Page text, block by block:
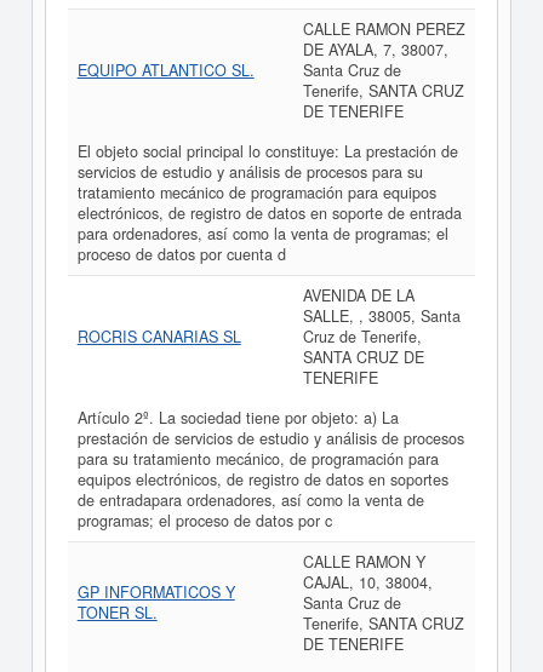
EQUIPO ATLANTICO SL.
CALLE RAMON PEREZ
DE AYALA, 7, 38007,
Santa Cruz de
Tenerife, SANTA CRUZ
DE TENERIFE
El objeto social principal lo constituye: La prestación de
servicios de estudio y análisis de procesos para su
tratamiento mecánico de programación para equipos
electrónicos, de registro de datos en soporte de entrada
para ordenadores, así como la venta de programas; el
proceso de datos por cuenta d
ROCRIS CANARIAS SL
AVENIDA DE LA
SALLE, , 38005, Santa
Cruz de Tenerife,
SANTA CRUZ DE
TENERIFE
Artículo 2º. La sociedad tiene por objeto: a) La
prestación de servicios de estudio y análisis de procesos
para su tratamiento mecánico, de programación para
equipos electrónicos, de registro de datos en soportes
de entradapara ordenadores, así como la venta de
programas; el proceso de datos por c
GP INFORMATICOS Y
TONER SL.
CALLE RAMON Y
CAJAL, 10, 38004,
Santa Cruz de
Tenerife, SANTA CRUZ
DE TENERIFE